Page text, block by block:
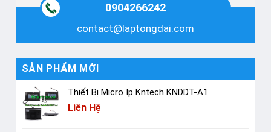
0904266242
contact@laptongdai.com
SẢN PHẨM MỚI
Thiết Bị Micro Ip Kntech KNDDT-A1
Liên Hệ